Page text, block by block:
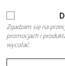
Zgadzam się na
promocjach i
wycofać.